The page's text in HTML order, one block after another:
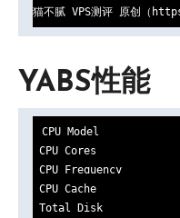
猫不腻 VPS测评 原创（
YABS性能
CPU Model             :
CPU Cores
CPU Frequency         :
CPU Cache             :
Total Disk            :